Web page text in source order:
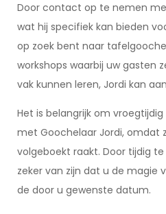
Door contact op te nemen
wat hij specifiek kan bieden
op zoek bent naar
workshops waarbij uw gasten
vak kunnen leren, Jordi kan
Het is belangrijk om
met Goochelaar Jordi, omdat
volgeboekt raakt. Door tijdig
zeker van zijn dat u de magie
de door u gewenste datum.